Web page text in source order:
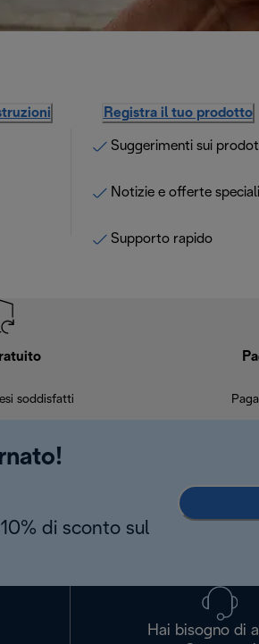
Registra il tuo prodotto
Suggerimenti sui
Notizie e offerte speciali
Supporto rapido
soddisfatti
di sconto sul
Hai bisogno di